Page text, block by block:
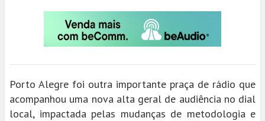
Porto Alegre foi outra importante praça de rádio que
acompanhou uma nova alta geral de audiência no dial
local, impactada pelas mudanças de metodologia e